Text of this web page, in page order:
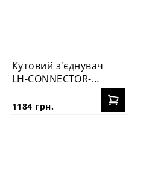
Кутовий з'єднувач
LH-CONNECTOR-25
1184 грн.